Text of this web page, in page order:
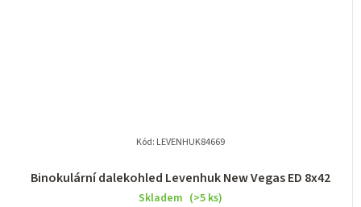
Binokulární dalekohled Levenhuk New Vegas ED 8x42
Skladem (>5 ks)
Kód: LEVENHUK84669